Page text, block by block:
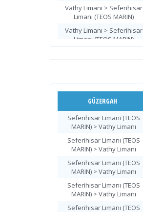
Vathy Limanı > Seferihisar
Limanı (TEOS MARIN)
Vathy Limanı > Seferihisar
Limanı (TEOS MARIN)
Limanı (TEOS MARIN)
Vathy Limanı > Seferihisar
Limanı (TEOS MARIN)
Vathy Limanı > Seferihisar
Limanı (TEOS MARIN)
Vathy Limanı > Seferihisar
Limanı (TEOS MARIN)
Vathy Limanı > Seferihisar
Limanı (TEOS MARIN)
Vathy Limanı > Seferihisar
Limanı (TEOS MARIN)
Vathy Limanı > Seferihisar
GÜZERGAH
Seferihisar Limanı (TEOS
MARIN) > Vathy Limanı
Seferihisar Limanı (TEOS
MARIN) > Vathy Limanı
Seferihisar Limanı (TEOS
MARIN) > Vathy Limanı
Seferihisar Limanı (TEOS
MARIN) > Vathy Limanı
Seferihisar Limanı (TEOS